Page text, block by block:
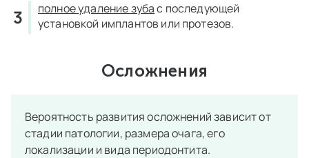
полное удаление зубас последующей
установкой имплантов или протезов.
Осложнения
Вероятность развития осложнений зависит от
стадии патологии, размера очага, его
локализации и вида периодонтита.